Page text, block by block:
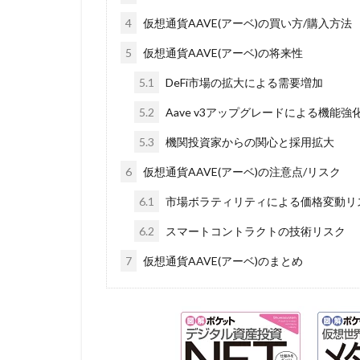
4 仮想通貨AAVE(アーベ)の買い方/購入方法
5 仮想通貨AAVE(アーベ)の将来性
5.1 DeFi市場の拡大による需要増加
5.2 Aave v3アップグレードによる機能強
5.3 機関投資家からの関心と採用拡大
6 仮想通貨AAVE(アーベ)の注意点/リスク
6.1 市場ボラティリティによる価格変動リ
6.2 スマートコントラクトの技術リスク
7 仮想通貨AAVE(アーベ)のまとめ